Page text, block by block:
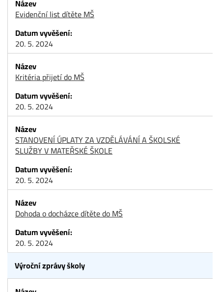
Evidenční list dítěte MŠ
20. 5. 2024
Kritéria přijetí do MŠ
20. 5. 2024
STANOVENÍ ÚPLATY ZA VZDĚLÁVÁNÍ A ŠKOLSKÉ
SLUŽBY V MATEŘSKÉ ŠKOLE
20. 5. 2024
Dohoda o docházce dítěte do MŠ
20. 5. 2024
Výroční zprávy školy